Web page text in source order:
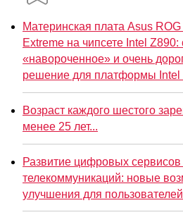
Материнская плата Asus
Extreme на чипсете Intel Z890:
«навороченное» и очень
решение для платформы Intel
Возраст каждого шестого
менее 25 лет...
Развитие цифровых
телекоммуникаций: новые
улучшения для